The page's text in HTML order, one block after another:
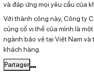
và đáp ứng mọi yêu cầu của
Với thành công này, Công ty
củng cố vị thế của mình là
ngành bảo vệ tại Việt Nam và
khách hàng.
Partager